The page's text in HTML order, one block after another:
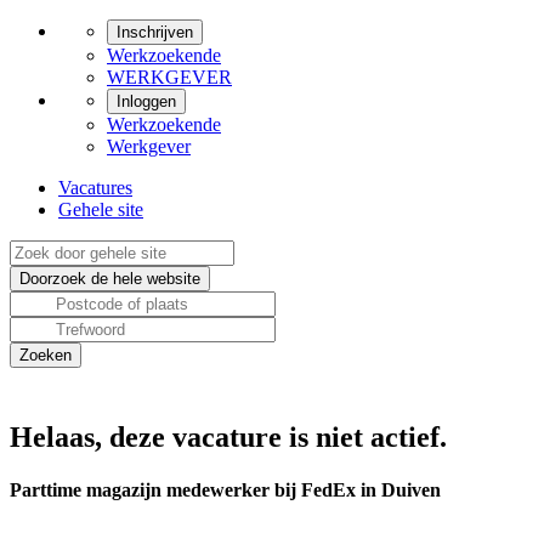
Inschrijven
Werkzoekende
WERKGEVER
Inloggen
Werkzoekende
Werkgever
Vacatures
Gehele site
Helaas, deze vacature is niet actief.
Parttime magazijn medewerker bij FedEx in Duiven